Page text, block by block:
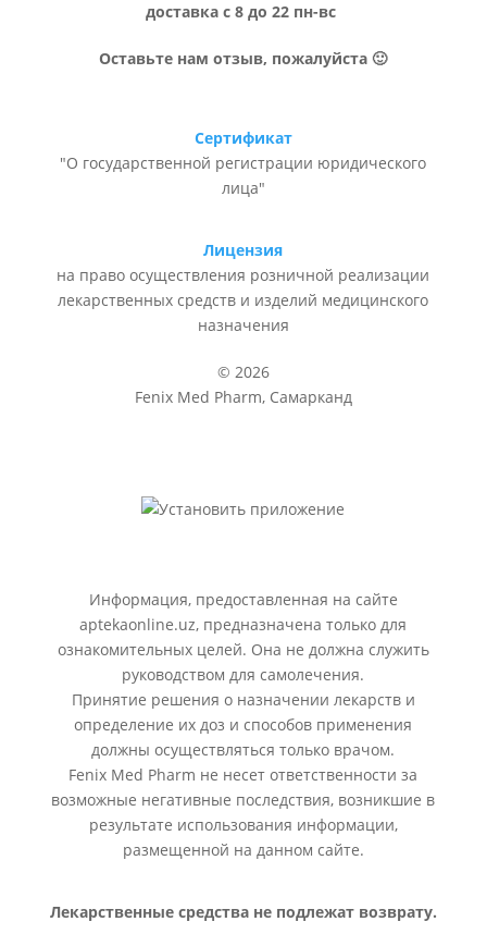
доставка с 8 до 22 пн-вс
Оставьте нам отзыв, пожалуйста 🙂
Сертификат
"О государственной регистрации юридического
лица"
Лицензия
на право осуществления розничной реализации
лекарственных средств и изделий медицинского
назначения
© 2026
Fenix Med Pharm, Самарканд
Информация, предоставленная на сайте
aptekaonline.uz, предназначена только для
ознакомительных целей. Она не должна служить
руководством для самолечения.
Принятие решения о назначении лекарств и
определение их доз и способов применения
должны осуществляться только врачом.
Fenix Med Pharm не несет ответственности за
возможные негативные последствия, возникшие в
результате использования информации,
размещенной на данном сайте.
Лекарственные средства не подлежат возврату.